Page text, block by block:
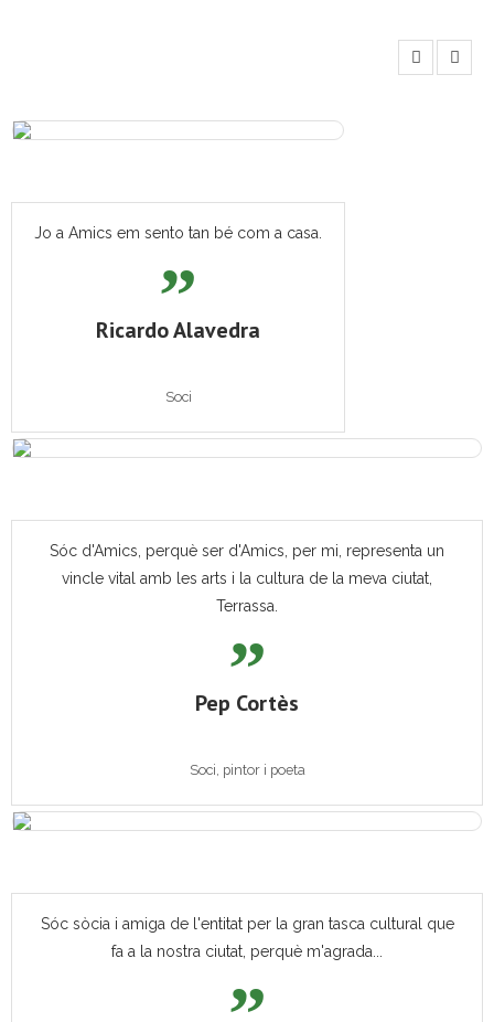
Jo a Amics em sento tan bé com a casa.
Ricardo Alavedra
Soci
Sóc d'Amics, perquè ser d'Amics, per mi, representa un
vincle vital amb les arts i la cultura de la meva ciutat,
Terrassa.
Pep Cortès
Soci, pintor i poeta
Sóc sòcia i amiga de l'entitat per la gran tasca cultural que
fa a la nostra ciutat, perquè m'agrada...